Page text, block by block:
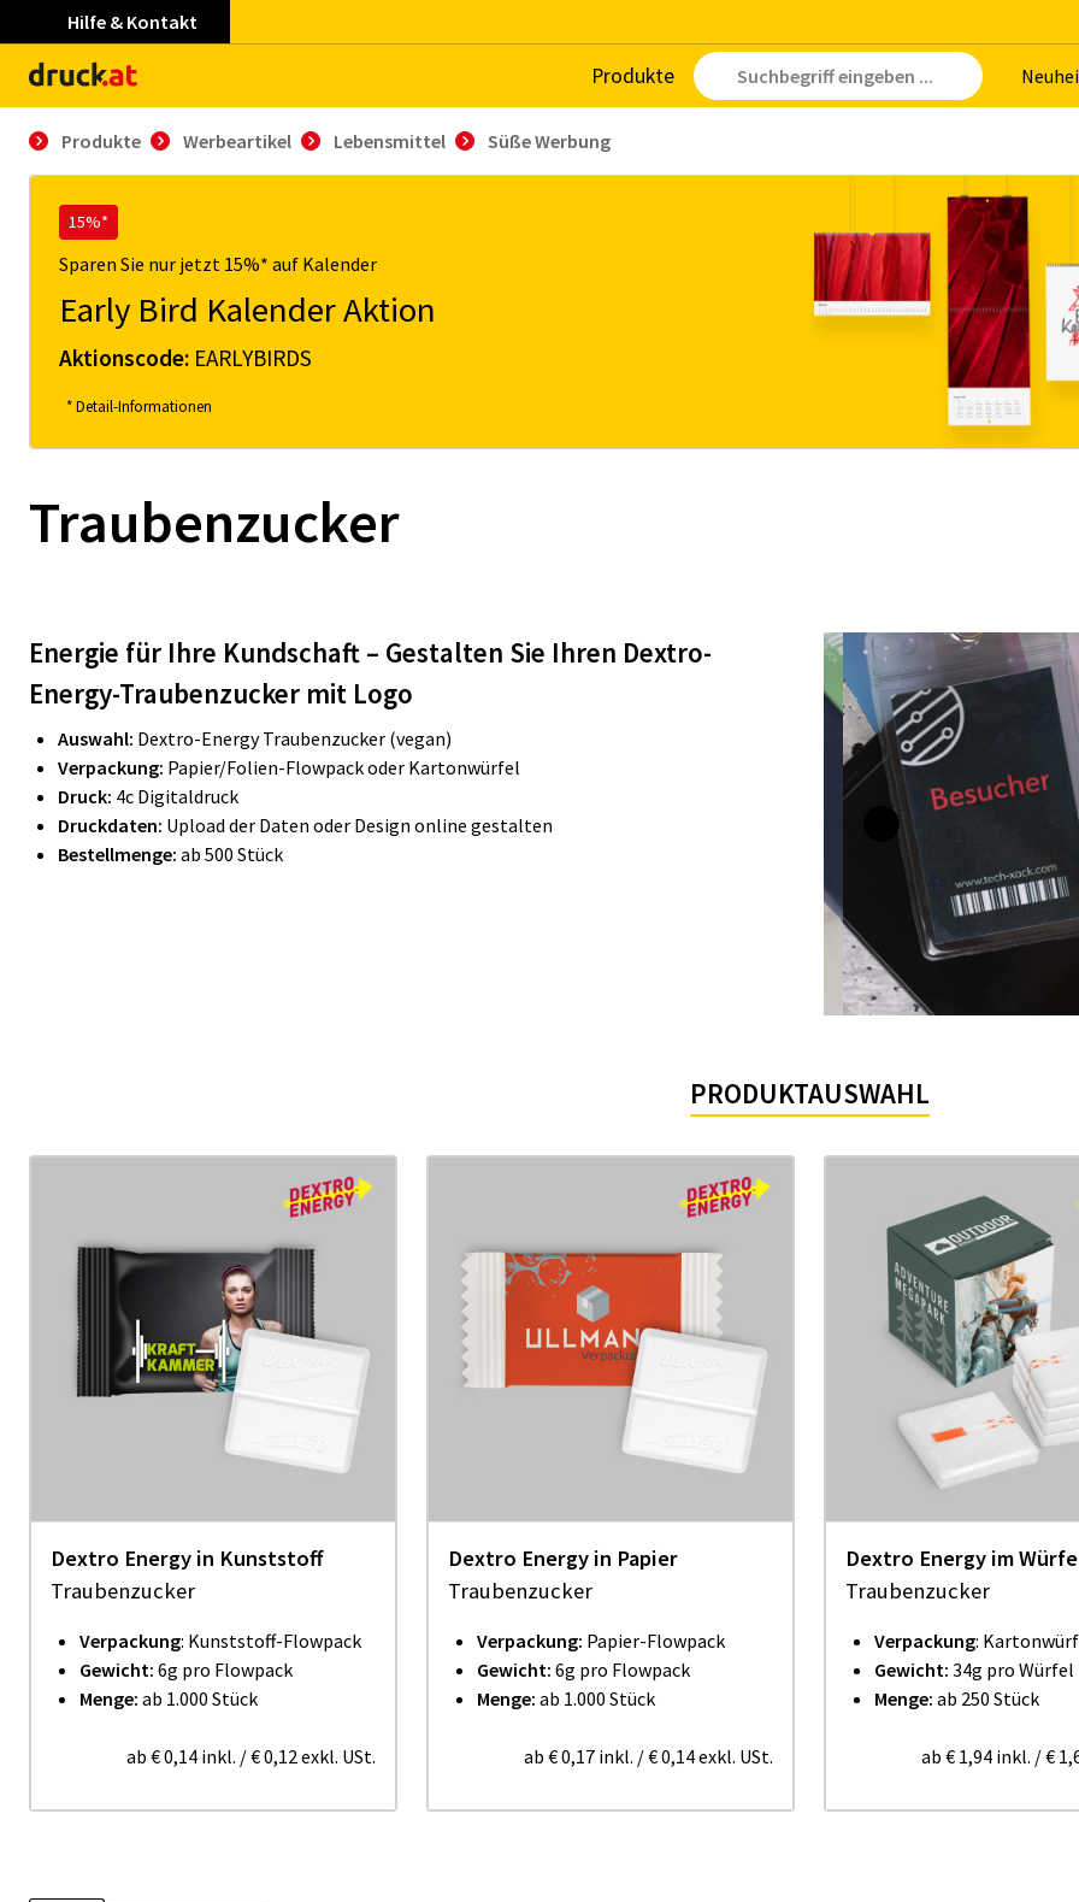
Hilfe & Kontakt
Pro­duk­te
Produkte Werbeartikel Lebensmittel Süße Werbung
15%*
Sparen Sie nur jetzt 15%* auf Kalender
Early Bird Kalender Aktion
Aktionscode: EARLYBIRDS
* Detail-Informationen
Traubenzucker
Energie für Ihre Kundschaft – Gestalten Sie Ihren Dextro-
Energy-Traubenzucker mit Logo
Auswahl: Dextro-Energy Traubenzucker (vegan)
Verpackung: Papier/Folien-Flowpack oder Kartonwürfel
Druck: 4c Digitaldruck
Druckdaten: Upload der Daten oder Design online gestalten
Bestellmenge: ab 500 Stück
PRO­DUKT­AUS­WAHL
Dextro Energy in Kunststoff
Traubenzucker
Verpackung: Kunststoff-Flowpack
Gewicht: 6g pro Flowpack
Menge: ab 1.000 Stück
ab € 0,14 inkl. /€ 0,12exkl. USt.
Dextro Energy in Papier
Traubenzucker
Verpackung: Papier-Flowpack
Gewicht: 6g pro Flowpack
Menge: ab 1.000 Stück
ab € 0,17 inkl. /€ 0,14exkl. USt.
Dextro Energy im
Traubenzucker
Verpackung:
Gewicht: 34g pro Würfel
Menge: ab 250 Stück
ab € 1,94 inkl. /€